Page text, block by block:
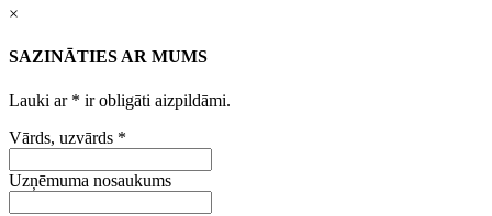
×
SAZINĀTIES AR MUMS
Lauki ar * ir obligāti aizpildāmi.
Vārds, uzvārds *
Uzņēmuma nosaukums